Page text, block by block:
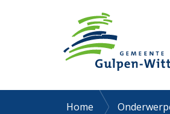
Home